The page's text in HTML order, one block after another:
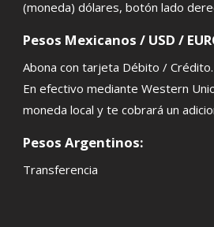
(moneda) dólares, botón lado
Pesos Mexicanos / USD /
Abona con tarjeta Débito / Crédito.
En efectivo mediante Western
moneda local y te cobrará un
Pesos Argentinos:
Transferencia